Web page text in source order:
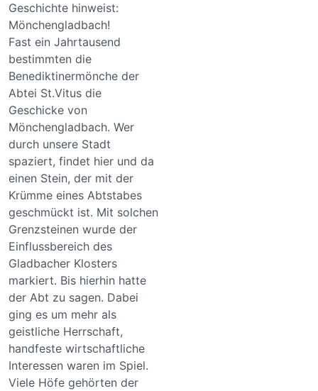
Geschichte hinweist:
Mönchengladbach!
Fast ein Jahrtausend
bestimmten die
Benediktinermönche der
Abtei St.Vitus die
Geschicke von
Mönchengladbach. Wer
durch unsere Stadt
spaziert, findet hier und da
einen Stein, der mit der
Krümme eines Abtstabes
geschmückt ist. Mit solchen
Grenzsteinen wurde der
Einflussbereich des
Gladbacher Klosters
markiert. Bis hierhin hatte
der Abt zu sagen. Dabei
ging es um mehr als
geistliche Herrschaft,
handfeste wirtschaftliche
Interessen waren im Spiel.
Viele Höfe gehörten der